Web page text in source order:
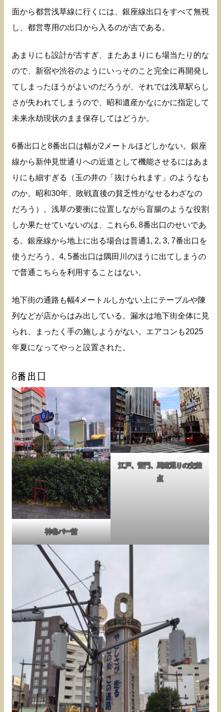
面から都営浅草線に行くには、銀座線出口をすべて無視
し、都営専用の出口から入るのが吉である。
あまりにも設計が古すぎ、またあまりにも場当たり的な
ので、新宿や渋谷のようにいっそのこと完全に再開発し
てしまったほうがよいのだろうが、それでは浅草駅らし
さが失われてしまうので、昭和遺産かなにかに指定して
未来永劫現状のまま保存してはどうか。
6番出口と8番出口は幅が2メートルほどしかない。銀座
線から新仲見世通りへの近道として機能させるにはあま
りにも細すぎる（玉の井の「抜けられます」のようなも
のか。昭和30年、敗戦直後の貧乏性がなせるわざなの
だろう）。浅草の要衝に位置しながら盲腸のような役割
しか果たせていないのは、これら6, 8番出口のせいであ
る。銀座線から地上に出る場合は普通1, 2, 3, 7番出口を
使うだろう。4, 5番出口は隅田川のほうに出てしまうの
で普通こちらを利用することはない。
地下街の通路も幅4メートルしかない上にテーブルや陳
列などが店からはみ出している。漏水は地下街全体に見
られ、まったく手の施しようがない。エアコンも2025
年夏になってやっと設置された。
8番出口
神谷バー前
江戸、雷門、馬道通りの交差
点